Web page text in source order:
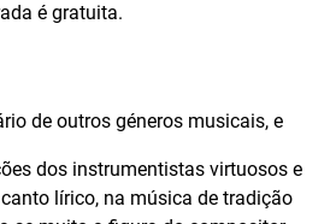
é gratuita.
de outros géneros musicais, e
dos instrumentistas virtuosos e
lírico, na música de tradição